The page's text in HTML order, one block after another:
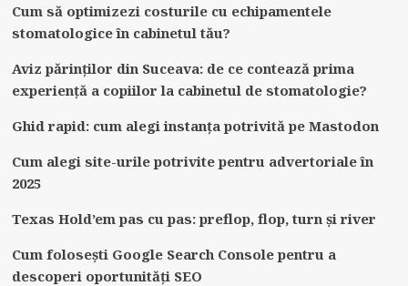
Cum să optimizezi costurile cu echipamentele
stomatologice în cabinetul tău?
Aviz părinților din Suceava: de ce contează prima
experiență a copiilor la cabinetul de stomatologie?
Ghid rapid: cum alegi instanța potrivită pe Mastodon
Cum alegi site-urile potrivite pentru advertoriale în
2025
Texas Hold’em pas cu pas: preflop, flop, turn și river
Cum folosești Google Search Console pentru a
descoperi oportunități SEO